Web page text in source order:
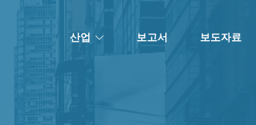
산업 보고서 보도자료